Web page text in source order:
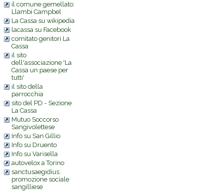
il comune gemellato:
Llambi Campbel
La Cassa su wikipedia
lacassa su Facebook
comitato genitori La
Cassa
il sito
dell'associazione 'La
Cassa un paese per
tutti'
il sito della
parrocchia
sito del PD - Sezione
La Cassa
Mutuo Soccorso
Sangivolettese
Info su San Gillio
Info su Druento
Info su Varisella
autovelox a Torino
sanctusaegidius:
promozione sociale
sangilliese